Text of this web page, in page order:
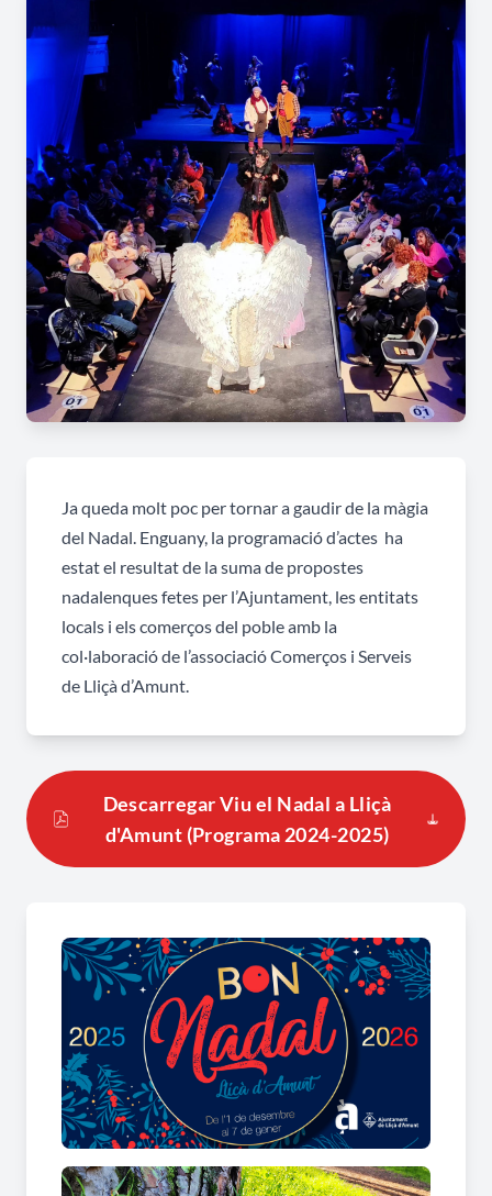
Ja queda molt poc per tornar a gaudir de la màgia
del Nadal. Enguany, la programació d’actes ha
estat el resultat de la suma de propostes
nadalenques fetes per l’Ajuntament, les entitats
locals i els comerços del poble amb la
col·laboració de l’associ­ació Comerços i Serveis
de Lliçà d’Amunt.
Descarregar Viu el Nadal a Lliçà
d'Amunt (Programa 2024-2025)